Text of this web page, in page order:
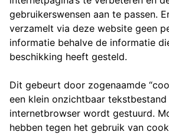
gebruikerswensen aan te passen.
verzamelt via deze website geen
informatie behalve de informatie
beschikking heeft gesteld.
Dit gebeurt door zogenaamde
een klein onzichtbaar
internetbrowser wordt gestuurd.
hebben tegen het gebruik van